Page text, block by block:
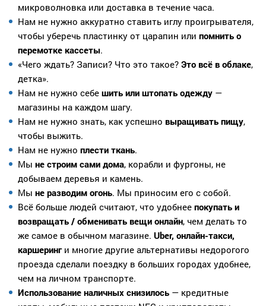
микроволновка или доставка в течение часа.
Нам не нужно аккуратно ставить иглу проигрывателя,
чтобы уберечь пластинку от царапин или помнить о
перемотке кассеты.
«Чего ждать? Записи? Что это такое? Это всё в облаке,
детка».
Нам не нужно себе шить или штопать одежду —
магазины на каждом шагу.
Нам не нужно знать, как успешно выращивать пищу,
чтобы выжить.
Нам не нужно плести ткань.
Мы не строим сами дома, корабли и фургоны, не
добываем деревья и камень.
Мы не разводим огонь. Мы приносим его с собой.
Всё больше людей считают, что удобнее покупать и
возвращать / обменивать вещи онлайн, чем делать то
же самое в обычном магазине. Uber, онлайн-такси,
каршеринги многие другие альтернативы недорогого
проезда сделали поездку в больших городах удобнее,
чем на личном транспорте.
Использование наличных снизилось — кредитные